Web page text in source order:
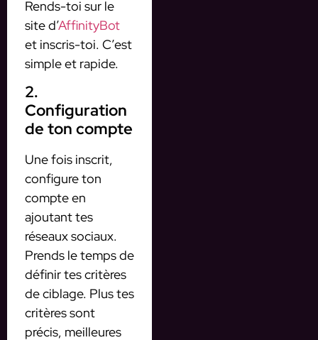
Rends-toi sur le
site d’AffinityBot
et inscris-toi. C’est
simple et rapide.
2.
Configuration
de ton compte
Une fois inscrit,
configure ton
compte en
ajoutant tes
réseaux sociaux.
Prends le temps de
définir tes critères
de ciblage. Plus tes
critères sont
précis, meilleures